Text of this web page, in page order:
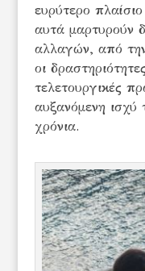
ευρύτερο
αυτά μαρτυρούν
αλλαγών, από
οι
τελετουργικές
αυξανόμενη
χρόνια.